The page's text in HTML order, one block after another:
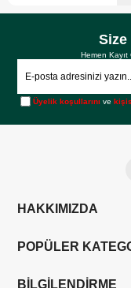
Size
Hemen Kayıt
Üyelik koşullarını ve
HAKKIMIZDA
POPÜLER
BİLGİLENDİRME